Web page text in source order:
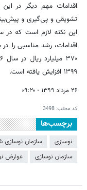
اقدامات مهم دیگر در
تشویقی و پی‌گیری و
این نکته لازم است که در
اقدامات، رشد مناسبی را
۱۳۹۹ افزایش یافته است.
۲۶ مرداد ۱۳۹۹ - ۰۹:۲۰
کد مطلب: 3498
برچسب‌ها
نوسازی سازمان نوسازی
سازمان نوسازی
عوارض